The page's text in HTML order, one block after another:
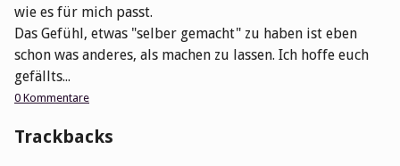
wie es für mich passt.
Das Gefühl, etwas "selber gemacht" zu haben ist eben
schon was anderes, als machen zu lassen. Ich hoffe euch
gefällts...
0 Kommentare
Trackbacks